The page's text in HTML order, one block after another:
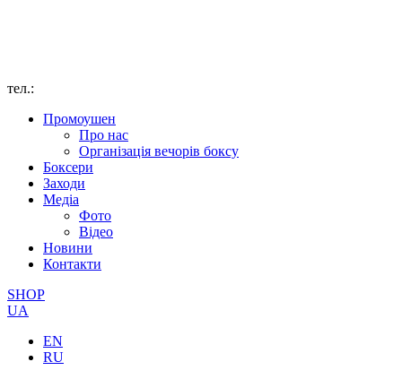
тел.:
Промоушен
Про нас
Організація вечорів боксу
Боксери
Заходи
Медіа
Фото
Відео
Новини
Контакти
SHOP
UA
EN
RU